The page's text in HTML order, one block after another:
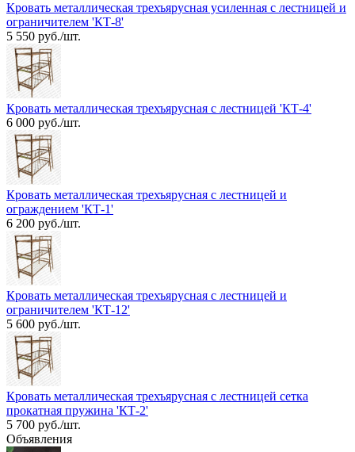
Кровать металлическая трехъярусная усиленная с лестницей и
ограничителем 'КТ-8'
5 550 руб./шт.
Кровать металлическая трехъярусная с лестницей 'КТ-4'
6 000 руб./шт.
Кровать металлическая трехъярусная с лестницей и
ограждением 'КТ-1'
6 200 руб./шт.
Кровать металлическая трехъярусная с лестницей и
ограничителем 'КТ-12'
5 600 руб./шт.
Кровать металлическая трехъярусная с лестницей сетка
прокатная пружина 'КТ-2'
5 700 руб./шт.
Объявления